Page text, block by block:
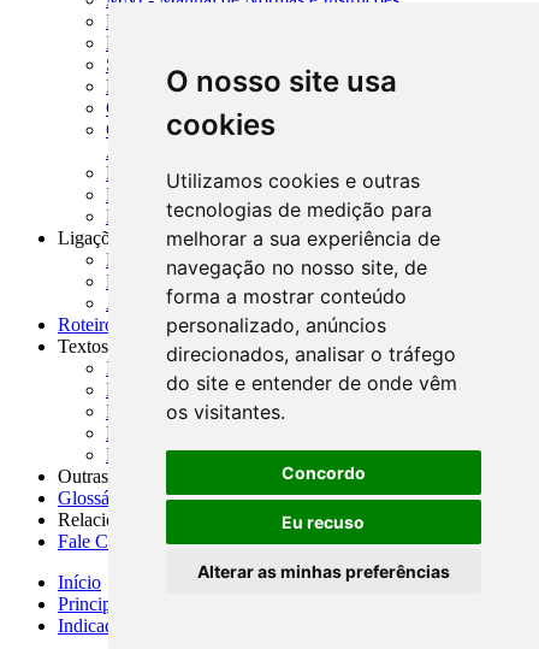
O nosso site usa
cookies
Utilizamos cookies e outras
tecnologias de medição para
melhorar a sua experiência de
navegação no nosso site, de
forma a mostrar conteúdo
personalizado, anúncios
direcionados, analisar o tráfego
do site e entender de onde vêm
os visitantes.
Concordo
Eu recuso
Alterar as minhas preferências
MTVM - Manual de Títulos e Valores Mobiliários
MCR - Manual de Crédito Rural
SISORF - Manual de Organização do SFN
MASUP - Manual de Supervisão Bancária
CADOC - Catálogo de Documentos
CNAE-CONCLA - Classificação Nacional de
Atividades Econômicas
PMF - Cartilhas do BCB
Manuais Auxiliares do BCB e Cosif-e
Resenhas Diárias Governamentais
Ligações Externas
Links Úteis
Presidência da República
Agências Nacionais Reguladoras
Roteiros para Estudos
Textos
Índice de Textos
Editorial
Monografias
Na Imprensa
Fórum de Discussão
Outras ferramentas
Glossário
Relacionamento
Fale Conosco
Início
Principais notícias
Indicadores